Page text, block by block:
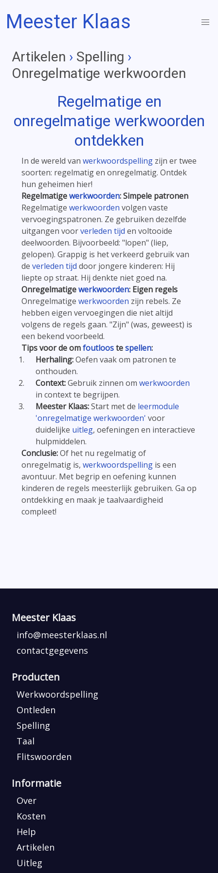
Meester Klaas
Artikelen › Spelling ›
Onregelmatige werkwoorden
Regelmatige en
onregelmatige werkwoorden
ontdekken
In de wereld van werkwoordspelling zijn er twee
soorten: regelmatig en onregelmatig. Ontdek
hun geheimen hier!
Regelmatigewerkwoorden: Simpele patronen
Regelmatige werkwoorden volgen vaste
vervoegingspatronen. Ze gebruiken dezelfde
uitgangen voorverleden tijd en voltooide
deelwoorden. Bijvoorbeeld: "lopen" (liep,
gelopen). Grappig is het verkeerd gebruik van
de verleden tijd door jongere kinderen: Hij
liepte op straat. Hij denkte niet goed na.
Onregelmatigewerkwoorden: Eigen regels
Onregelmatige werkwoorden zijn rebels. Ze
hebben eigen vervoegingen die niet altijd
volgens de regels gaan. "Zijn" (was, geweest) is
een bekend voorbeeld.
Tips voor de omfoutloostespellen:
Herhaling:Oefen vaak om patronen te
onthouden.
Context:Gebruik zinnen om werkwoorden
in context te begrijpen.
Meester Klaas:Start met de leermodule
'onregelmatige werkwoorden' voor
duidelijke uitleg, oefeningen en interactieve
hulpmiddelen.
Conclusie:Of het nu regelmatig of
onregelmatig is, werkwoordspelling is een
avontuur. Met begrip en oefening kunnen
kinderen de regels meesterlijk gebruiken. Ga op
ontdekking en maak je taalvaardigheid
compleet!
Meester Klaas
info@meesterklaas.nl
contactgegevens
Producten
Werkwoordspelling
Ontleden
Spelling
Taal
Flitswoorden
Informatie
Over
Kosten
Help
Artikelen
Uitleg